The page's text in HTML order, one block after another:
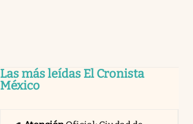
Las más leídas El Cronista
México